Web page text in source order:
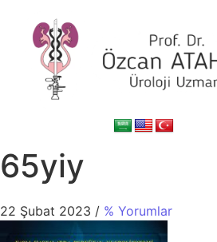
65yiy
22 Şubat 2023 / % Yorumlar